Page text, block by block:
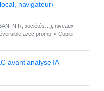
navigateur)
NIR, sociétés…), niveaux
avec prompt « Copier
avant analyse IA